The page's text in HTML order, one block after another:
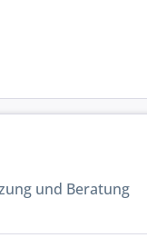
und Beratung